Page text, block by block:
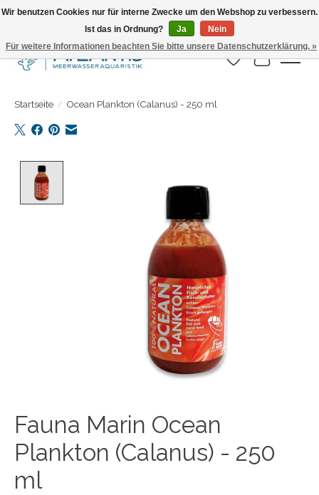
Täglicher Versand. Bestelle bis 15.00 Uhr
Wunschzettel
Ihr
Startseite / Ocean Plankton (Calanus) - 250 ml
Fauna Marin Ocean
Plankton (Calanus) - 250
ml
Wir benutzen Cookies nur für interne Zwecke um den Webshop zu verbessern.
Ist das in Ordnung?
Ja
Nein
Für weitere Informationen beachten Sie bitte unsere Datenschutzerklärung. »